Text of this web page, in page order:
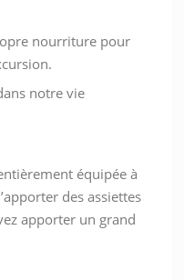
nourriture pour
notre vie
équipée à
des assiettes
apporter un grand